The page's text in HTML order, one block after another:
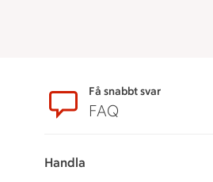
SidfotFå snabbt svar
FAQ
Handla